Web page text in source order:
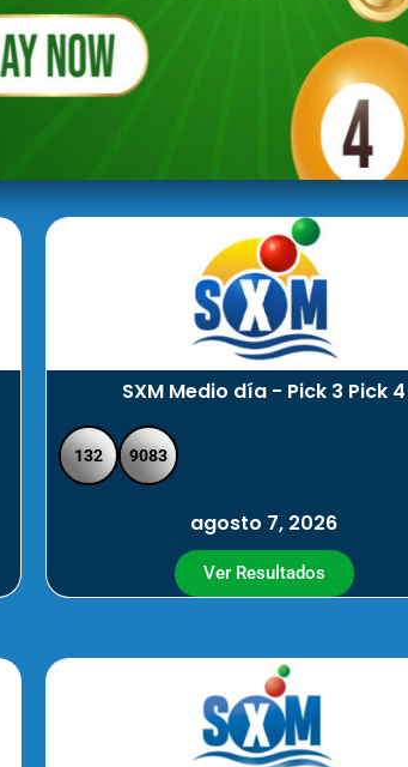
SXM Medio día - Pick 3 Pick 4
132 9083
agosto 7, 2026
Ver Resultados